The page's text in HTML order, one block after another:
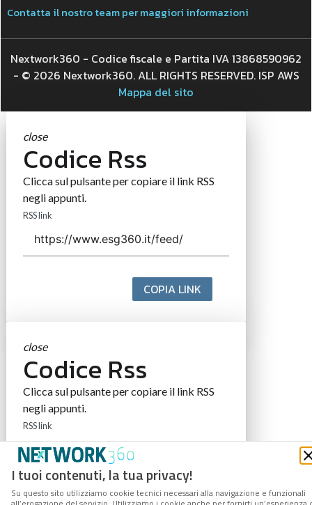
I tuoi contenuti, la tua privacy!
Su questo sito utilizziamo cookie tecnici necessari alla navigazione e funzionali
Contatta il nostro team per maggiori informazioni
Nextwork360 - Codice fiscale e Partita IVA 13868590962
- © 2026 Nextwork360. ALL RIGHTS RESERVED. ISP AWS
Mappa del sito
close
Codice Rss
Clicca sul pulsante per copiare il link RSS
negli appunti.
RSS link
COPIA LINK
close
Codice Rss
Clicca sul pulsante per copiare il link RSS
negli appunti.
RSS link
COPIA LINK